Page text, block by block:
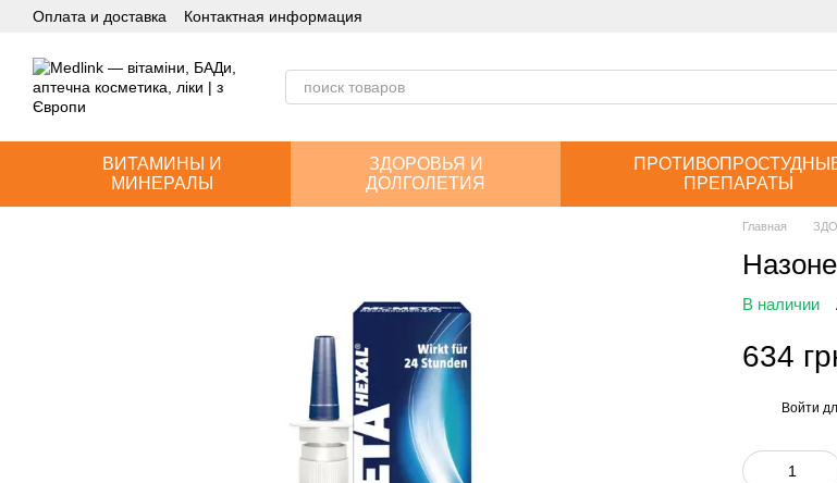
Перейти к основному контенту
Оплата и доставка Контактная информация
ВИТАМИНЫ И
МИНЕРАЛЫ
ЗДОРОВЬЯ И
ДОЛГОЛЕТИЯ
ПРЕПАРАТЫ
Главная
В наличии
634
Войти